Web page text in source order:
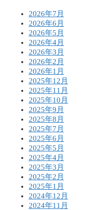
2026年7月
2026年6月
2026年5月
2026年4月
2026年3月
2026年2月
2026年1月
2025年12月
2025年11月
2025年10月
2025年9月
2025年8月
2025年7月
2025年6月
2025年5月
2025年4月
2025年3月
2025年2月
2025年1月
2024年12月
2024年11月